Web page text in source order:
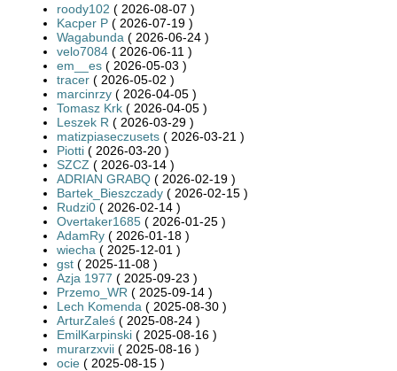
roody102 ( 2026-08-07 )
Kacper P ( 2026-07-19 )
Wagabunda ( 2026-06-24 )
velo7084 ( 2026-06-11 )
em__es ( 2026-05-03 )
tracer ( 2026-05-02 )
marcinrzy ( 2026-04-05 )
Tomasz Krk ( 2026-04-05 )
Leszek R ( 2026-03-29 )
matizpiaseczusets ( 2026-03-21 )
Piotti ( 2026-03-20 )
SZCZ ( 2026-03-14 )
ADRIAN GRABQ ( 2026-02-19 )
Bartek_Bieszczady ( 2026-02-15 )
Rudzi0 ( 2026-02-14 )
Overtaker1685 ( 2026-01-25 )
AdamRy ( 2026-01-18 )
wiecha ( 2025-12-01 )
gst ( 2025-11-08 )
Azja 1977 ( 2025-09-23 )
Przemo_WR ( 2025-09-14 )
Lech Komenda ( 2025-08-30 )
ArturZaleś ( 2025-08-24 )
EmilKarpinski ( 2025-08-16 )
murarzxvii ( 2025-08-16 )
ocie ( 2025-08-15 )